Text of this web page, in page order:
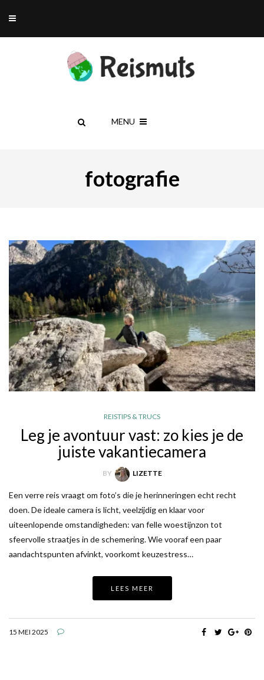
MENU
fotografie
REISTIPS & TRUCS
Leg je avontuur vast: zo kies je de
juiste vakantiecamera
BY LIZETTE
Een verre reis vraagt om foto’s die je herinneringen echt recht
doen. De ideale camera is licht, veelzijdig en klaar voor
uiteenlopende omstandigheden: van felle woestijnzon tot
sfeervolle straatjes in de schemering. Wie vooraf een paar
aandachtspunten afvinkt, voorkomt keuzestress…
LEES MEER
15 MEI 2025